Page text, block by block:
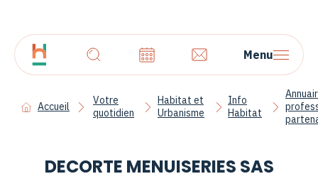
Menu
Accueil
Votre
quotidien
Habitat et
Urbanisme
Info
Habitat
DECORTE MENUISERIES SAS